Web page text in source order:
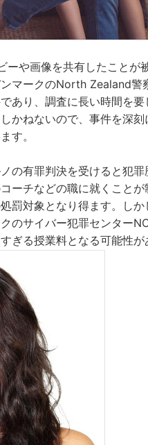
ーや画像を共有したことが
マークのNorth Zealand警
あり、調査に長い時間を
かねないので、事件を深
す。
の有罪判決を受けると犯
ーチなどの職に就くこと
罰対象となり得ます。し
のサイバー犯罪センター
ぎる授業料となる可能性が